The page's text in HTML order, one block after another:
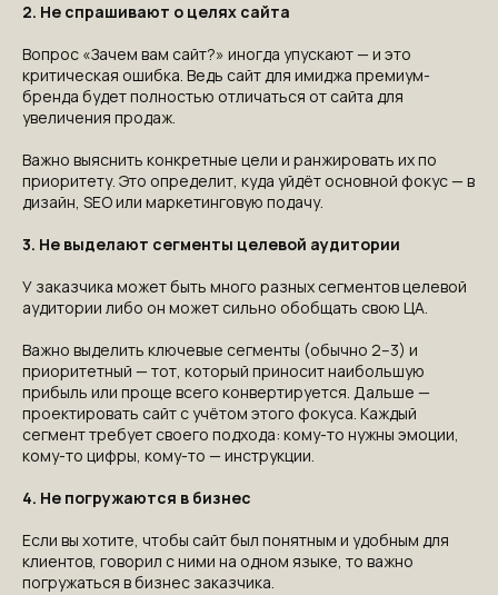
2. Не спрашивают о целях сайта
Вопрос «Зачем вам сайт?» иногда упускают — и это
критическая ошибка. Ведь сайт для имиджа премиум-
бренда будет полностью отличаться от сайта для
увеличения продаж.
Важно выяснить конкретные цели и ранжировать их по
приоритету. Это определит, куда уйдёт основной фокус — в
дизайн, SEO или маркетинговую подачу.
3. Не выделают сегменты целевой аудитории
У заказчика может быть много разных сегментов целевой
аудитории либо он может сильно обобщать свою ЦА.
Важно выделить ключевые сегменты (обычно 2–3) и
приоритетный — тот, который приносит наибольшую
прибыль или проще всего конвертируется. Дальше —
проектировать сайт с учётом этого фокуса. Каждый
сегмент требует своего подхода: кому-то нужны эмоции,
кому-то цифры, кому-то — инструкции.
4. Не погружаются в бизнес
Если вы хотите, чтобы сайт был понятным и удобным для
клиентов, говорил с ними на одном языке, то важно
погружаться в бизнес заказчика.